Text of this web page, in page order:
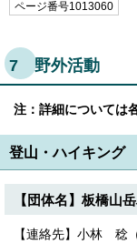
ページ番号1013060
7 野外活動
注：詳細については
登山・ハイキング
【団体名】板橋山
【連絡先】小林